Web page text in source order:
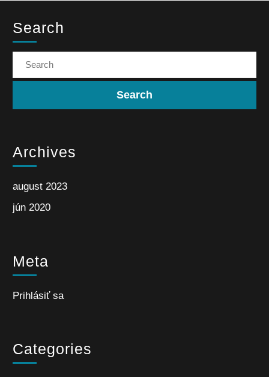
Search
Archives
august 2023
jún 2020
Meta
Prihlásiť sa
Categories